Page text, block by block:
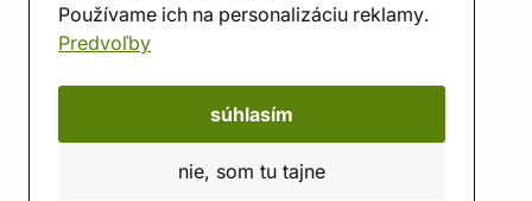
Používame ich na personalizáciu reklamy.
Predvoľby
súhlasím
nie, som tu tajne
O nás
Hodnotenie obchodu